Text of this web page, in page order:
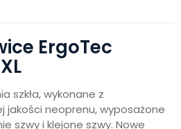
ErgoTec
szkła, wykonane z
jakości neoprenu, wyposażone
szwy i klejone szwy. Nowe